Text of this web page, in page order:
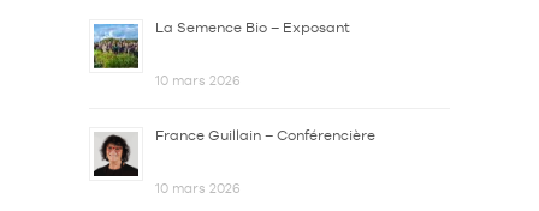
La Semence Bio – Exposant
10 mars 2026
France Guillain – Conférencière
10 mars 2026